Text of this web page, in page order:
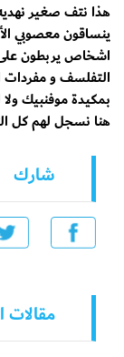
هذا نتف صغير
ينساقون معصوبي
اشخاص يربطون على
التفلسف و مفردات
بمكيدة موفنبيك
هنا نسجل لهم كل
شارك
مقالات